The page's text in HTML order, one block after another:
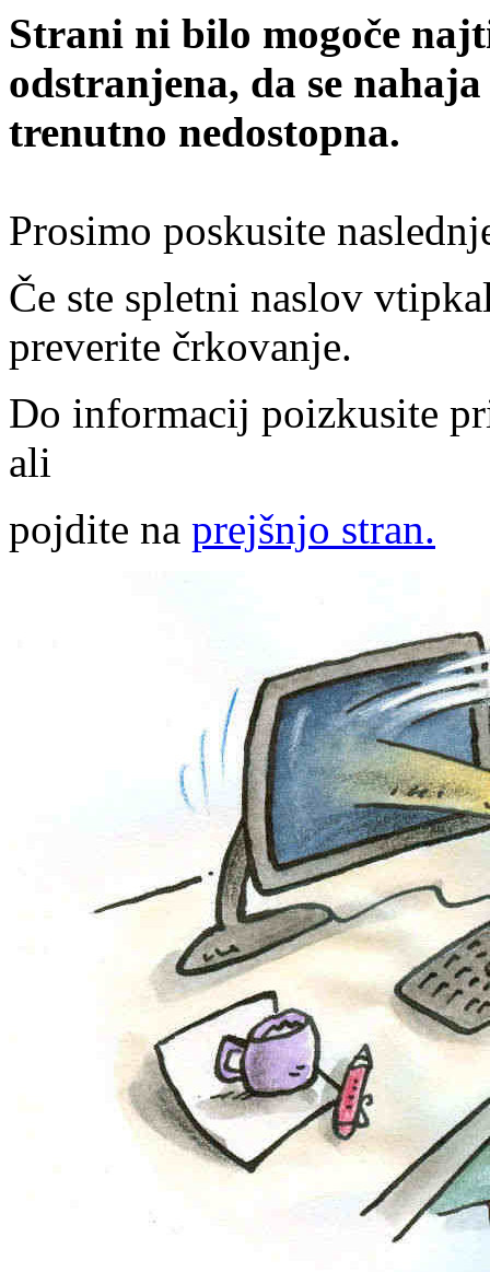
Strani ni bilo mogoče
odstranjena, da se
trenutno nedostopna.
Prosimo poskusite
Če ste spletni naslov
preverite črkovanje.
Do informacij poizkusite
ali
pojdite na prejšnjo stran.